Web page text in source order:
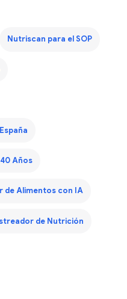
Nutriscan para el SOP
Años
de Alimentos con IA
de Nutrición